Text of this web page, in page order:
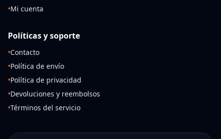
•Mi cuenta
Políticas y soporte
•Contacto
•Política de envío
•Política de privacidad
•Devoluciones y reembolsos
•Términos del servicio